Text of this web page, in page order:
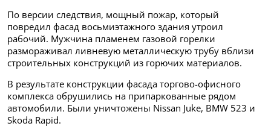
По версии следствия, мощный пожар, который
повредил фасад восьмиэтажного здания утроил
рабочий. Мужчина пламенем газовой горелки
размораживал ливневую металлическую трубу вблизи
строительных конструкций из горючих материалов.
В результате конструкции фасада торгово-офисного
комплекса обрушились на припаркованные рядом
автомобили. Были уничтожены Nissan Juke, BMW 523 и
Skoda Rapid.